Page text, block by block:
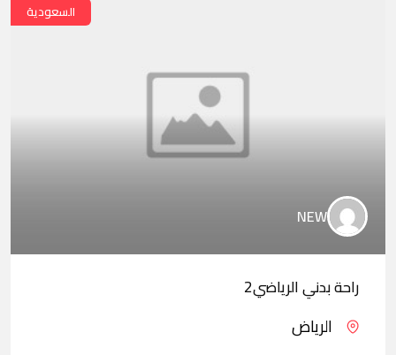
السعودية
NEW
راحة بدني الرياضي2
الرياض